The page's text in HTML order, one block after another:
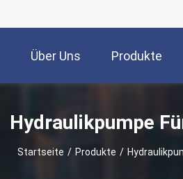
Über Uns Produkte
Hydraulikpumpe
Startseite / Produkte /